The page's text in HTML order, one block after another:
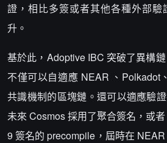
證，相比多簽或者其他各種外部驗
升。
基於此，Adoptive IBC 突破了異構
不僅可以自適應 NEAR 、Polkadot
共識機制的區塊鏈。還可以適應驗
未來 Cosmos 採用了聚合簽名，或
9 簽名的 precompile，屆時在